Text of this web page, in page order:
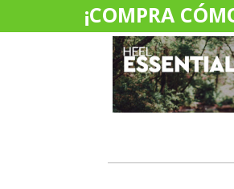
¡COMPRA